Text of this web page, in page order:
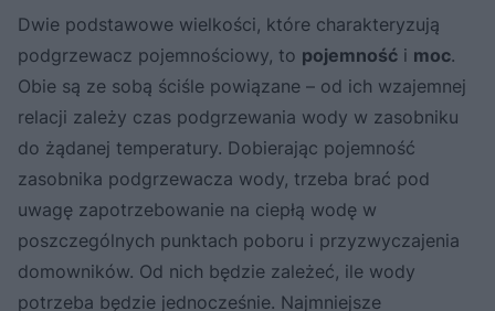
Dwie podstawowe wielkości, które charakteryzują
podgrzewacz pojemnościowy, to pojemność i moc.
Obie są ze sobą ściśle powiązane – od ich wzajemnej
relacji zależy czas podgrzewania wody w zasobniku
do żądanej temperatury. Dobierając pojemność
zasobnika podgrzewacza wody, trzeba brać pod
uwagę zapotrzebowanie na ciepłą wodę w
poszczególnych punktach poboru i przyzwyczajenia
domowników. Od nich będzie zależeć, ile wody
potrzeba będzie jednocześnie. Najmniejsze